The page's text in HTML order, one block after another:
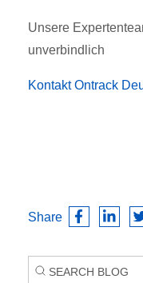
Unsere
unverbindlich
Kontakt Ontrack
Share